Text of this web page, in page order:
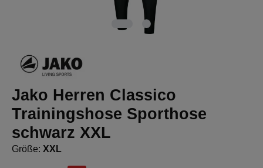
Jako Herren Classico
Trainingshose Sporthose
schwarz XXL
Größe: XXL